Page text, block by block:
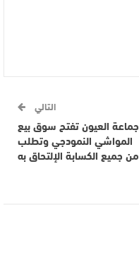
التالي
جماعة العيون تفتح سوق بيع
المواشي النمودجي وتطلب
من جميع الكسابة الإلتحاق به